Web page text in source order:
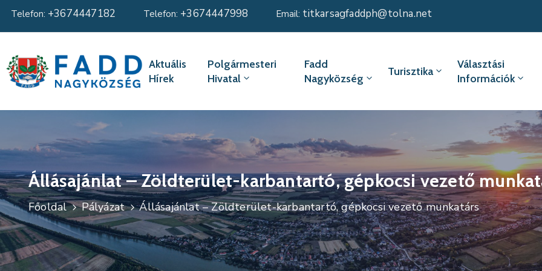
Telefon: +3674447182 Telefon: +3674447998 Email: titkarsagfaddph@tolna.net
Aktuális
Hírek
Polgármesteri
Hivatal
Fadd
Nagyközség
Turisztika
Választási
Információk
Állásajánlat – Zöldterület-karbantartó, gépkocsi vezető
Főoldal Pályázat Állásajánlat – Zöldterület-karbantartó, gépkocsi vezető munkatárs